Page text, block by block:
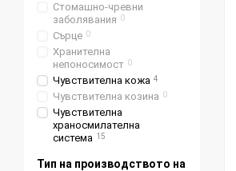
Стомашно-чревни
заболявания 0
Сърце 0
Хранителна
непоносимост 0
Чувствителна кожа 4
Чувствителна козина 0
Чувствителна
храносмилателна
система 15
Тип на производството на